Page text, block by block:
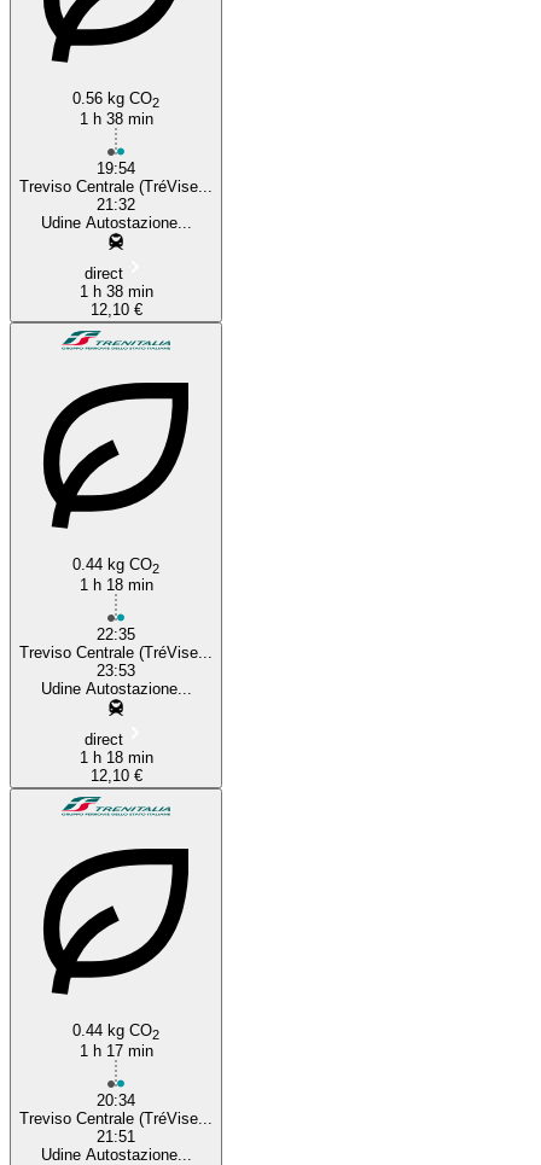
0.56 kg CO2
1 h 38 min
19:54
Treviso Centrale (TréVise...
21:32
Udine Autostazione...
direct
1 h 38 min
12,10 €
0.44 kg CO2
1 h 18 min
22:35
Treviso Centrale (TréVise...
23:53
Udine Autostazione...
direct
1 h 18 min
12,10 €
0.44 kg CO2
1 h 17 min
20:34
Treviso Centrale (TréVise...
21:51
Udine Autostazione...